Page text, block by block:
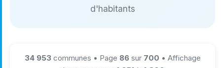
d'habitants
34 953communes • Page 86sur 700 • Affichage